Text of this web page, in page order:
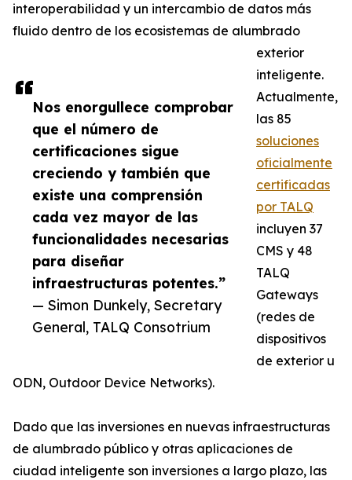
Nos enorgullece comprobar
que el número de
certificaciones sigue
creciendo y también que
existe una comprensión
cada vez mayor de las
funcionalidades necesarias
para diseñar
infraestructuras potentes.”
— Simon Dunkely, Secretary
General, TALQ Consotrium
interoperabilidad y un intercambio de datos más
fluido dentro de los ecosistemas de alumbrado
exterior
inteligente.
Actualmente,
las 85
soluciones
oficialmente
certificadas
por TALQ
incluyen 37
CMS y 48
TALQ
Gateways
(redes de
dispositivos
de exterior u
ODN, Outdoor Device Networks).
Dado que las inversiones en nuevas infraestructuras
de alumbrado público y otras aplicaciones de
ciudad inteligente son inversiones a largo plazo, las